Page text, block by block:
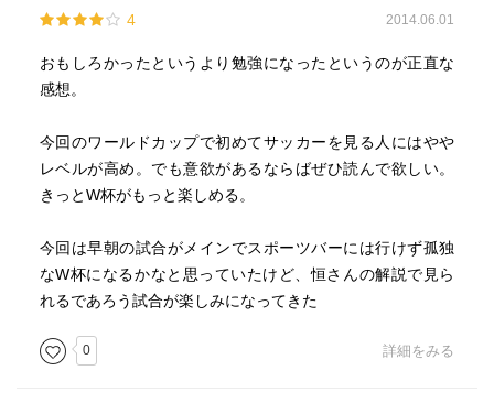
4 2014.06.01
おもしろかったというより勉強になったというのが正直な
感想。
今回のワールドカップで初めてサッカーを見る人にはやや
レベルが高め。でも意欲があるならばぜひ読んで欲しい。
きっとW杯がもっと楽しめる。
今回は早朝の試合がメインでスポーツバーには行けず孤独
なW杯になるかなと思っていたけど、恒さんの解説で見ら
れるであろう試合が楽しみになってきた
0 詳細をみる